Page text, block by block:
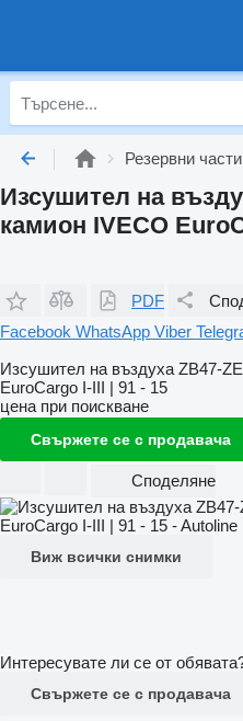
Резервни части
Изсушител на
камион IVECO
PDF
Facebook WhatsApp Viber
Изсушител на въздуха ZB47-
EuroCargo I-III | 91 - 15
цена при поискване
Свържете се с продавача
Споделяне
Виж всички снимки
Интересувате ли се от
Свържете се с продавача